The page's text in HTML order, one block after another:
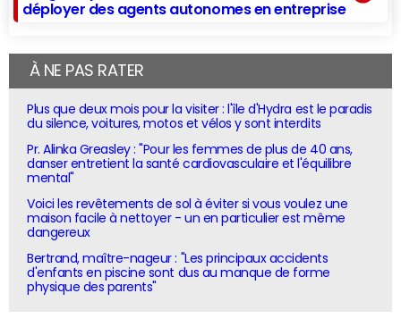
déployer des agents autonomes en entreprise
À NE PAS RATER
Plus que deux mois pour la visiter : l'île d'Hydra est le paradis
du silence, voitures, motos et vélos y sont interdits
Pr. Alinka Greasley : "Pour les femmes de plus de 40 ans,
danser entretient la santé cardiovasculaire et l'équilibre
mental"
Voici les revêtements de sol à éviter si vous voulez une
maison facile à nettoyer - un en particulier est même
dangereux
Bertrand, maître-nageur : "Les principaux accidents
d'enfants en piscine sont dus au manque de forme
physique des parents"